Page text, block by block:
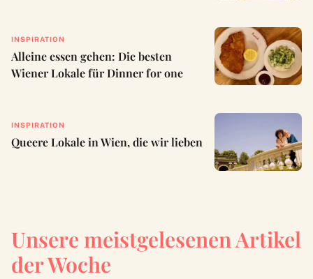
INSPIRATION
Alleine essen gehen: Die besten
Wiener Lokale für Dinner for one
INSPIRATION
Queere Lokale in Wien, die wir lieben
Unsere meistgelesenen Artikel
der Woche